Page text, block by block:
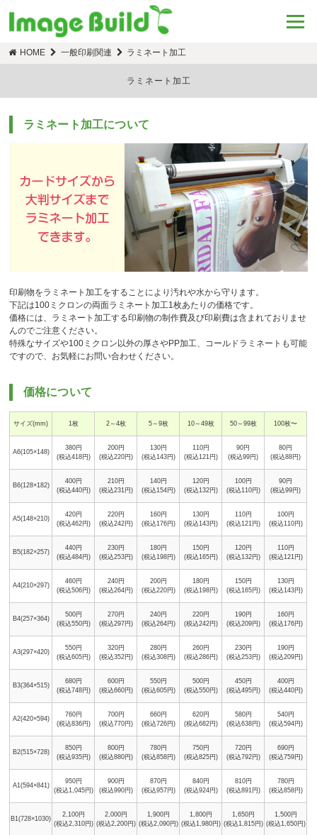
HOME 一般印刷関連 ラミネート加工
ラミネート加工
ラミネート加工について
印刷物をラミネート加工をすることにより汚れや水から守ります。
下記は100ミクロンの両面ラミネート加工1枚あたりの価格です。
価格には、ラミネート加工する印刷物の制作費及び印刷費は含まれておりませ
んのでご注意ください。
特殊なサイズや100ミクロン以外の厚さやPP加工、コールドラミネートも可能
ですので、お気軽にお問い合わせください。
価格について
サイズ(mm) 1枚 2～4枚 5～9枚 10～49枚 50～99枚 100枚〜
A6(105×148)
380円
(税込418円)
200円
(税込220円)
130円
(税込143円)
110円
(税込121円)
90円
(税込99円)
80円
(税込88円)
B6(128×182)
400円
(税込440円)
210円
(税込231円)
140円
(税込154円)
120円
(税込132円)
100円
(税込110円)
90円
(税込99円)
A5(148×210)
420円
(税込462円)
220円
(税込242円)
160円
(税込176円)
130円
(税込143円)
110円
(税込121円)
100円
(税込110円)
B5(182×257)
440円
(税込484円)
230円
(税込253円)
180円
(税込198円)
150円
(税込165円)
120円
(税込132円)
110円
(税込121円)
A4(210×297)
460円
(税込506円)
240円
(税込264円)
200円
(税込220円)
180円
(税込198円)
150円
(税込165円)
130円
(税込143円)
B4(257×364)
500円
(税込550円)
270円
(税込297円)
240円
(税込264円)
220円
(税込242円)
190円
(税込209円)
160円
(税込176円)
A3(297×420)
550円
(税込605円)
320円
(税込352円)
280円
(税込308円)
260円
(税込286円)
230円
(税込253円)
190円
(税込209円)
B3(364×515)
680円
(税込748円)
600円
(税込660円)
550円
(税込605円)
500円
(税込550円)
450円
(税込495円)
400円
(税込440円)
A2(420×594)
760円
(税込836円)
700円
(税込770円)
660円
(税込726円)
620円
(税込682円)
580円
(税込638円)
540円
(税込594円)
B2(515×728)
850円
(税込935円)
800円
(税込880円)
780円
(税込858円)
750円
(税込825円)
720円
(税込792円)
690円
(税込759円)
A1(594×841)
950円
(税込1,045円)
900円
(税込990円)
870円
(税込957円)
840円
(税込924円)
810円
(税込891円)
780円
(税込858円)
B1(728×1030)
2,100円
(税込2,310円)
2,000円
(税込2,200円)
1,900円
(税込2,090円)
1,800円
(税込1,980円)
1,650円
(税込1,815円)
1,500円
(税込1,650円)